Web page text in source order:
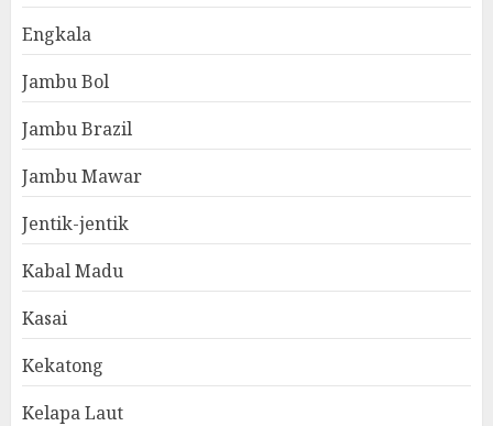
Engkala
Jambu Bol
Jambu Brazil
Jambu Mawar
Jentik-jentik
Kabal Madu
Kasai
Kekatong
Kelapa Laut